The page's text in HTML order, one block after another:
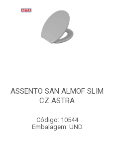
ASSENTO SAN ALMOF SLIM
CZ ASTRA
Código: 10544
Embalagem: UND